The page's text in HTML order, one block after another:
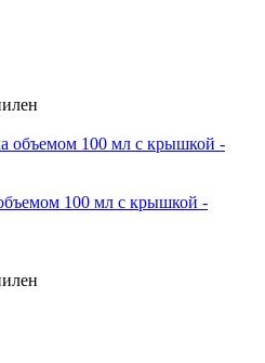
100 мл с крышкой -